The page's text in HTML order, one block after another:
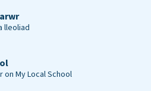
lleoliad
My Local School